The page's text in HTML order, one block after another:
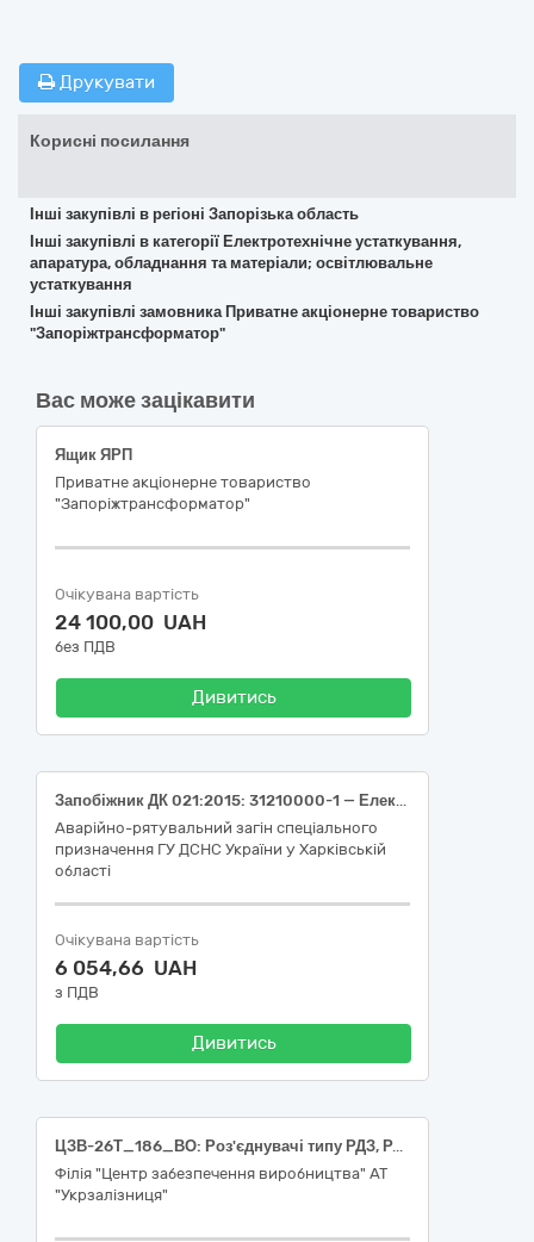
Друкувати
Корисні посилання
Інші закупівлі в регіоні Запорізька область
Інші закупівлі в категорії Електротехнічне устаткування,
апаратура, обладнання та матеріали; освітлювальне
устаткування
Інші закупівлі замовника Приватне акціонерне товариство
"Запоріжтрансформатор"
Вас може зацікавити
Ящик ЯРП
Приватне акціонерне товариство
"Запоріжтрансформатор"
Очікувана вартість
24 100,00 UAH
без ПДВ
Дивитись
Запобіжник ДК 021:2015: 31210000-1 — Електрична апаратура для комутування та захисту електричних кіл
Аварійно-рятувальний загін спеціального
призначення ГУ ДСНС України у Харківській
області
Очікувана вартість
6 054,66 UAH
з ПДВ
Дивитись
ЦЗВ-26Т_186_ВО: Роз'єднувачі типу РДЗ, РД та РЛНД (Лот 1 - 31210000-1 Електрична апаратура для комутування та захисту електричних кіл, Лот 2 - 31210000-1 Електрична апаратура для комутування та захисту електричних кіл)
Філія "Центр забезпечення виробництва" АТ
"Укрзалізниця"